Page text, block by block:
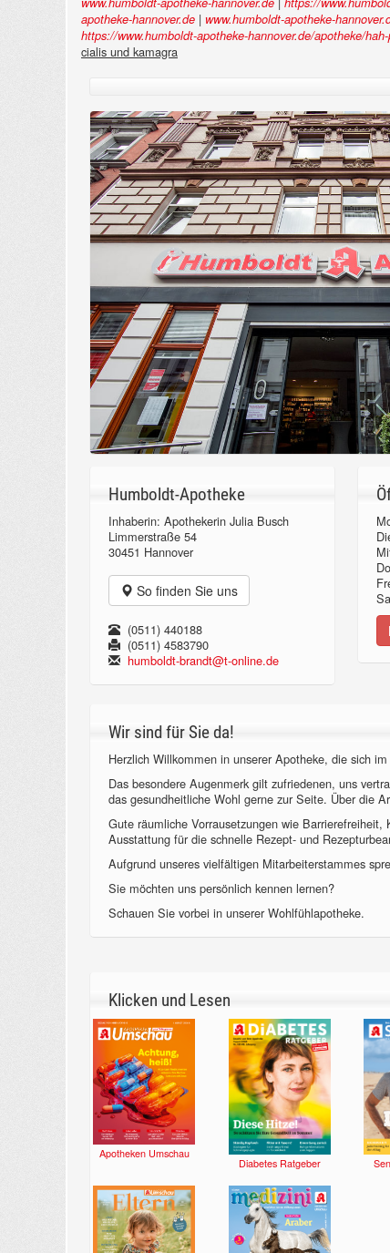
apotheke-hannover.de | www.humboldt-apotheke-
https://www.humboldt-apotheke-hannover.de/apotheke/
cialis und kamagra
Humboldt-Apotheke
Inhaberin: Apothekerin Julia Busch
Limmerstraße 54
30451 Hannover
So finden Sie uns
(0511) 440188
(0511) 4583790
humboldt-brandt@t-online.de
Wir sind für Sie da!
Herzlich Willkommen in unserer Apotheke, die sich
Das besondere Augenmerk gilt zufriedenen, uns
das gesundheitliche Wohl gerne zur Seite. Über die
Gute räumliche Vorrausetzungen wie
Ausstattung für die schnelle Rezept- und
Aufgrund unseres vielfältigen Mitarbeiterstammes
Sie möchten uns persönlich kennen lernen?
Schauen Sie vorbei in unserer Wohlfühlapotheke.
Klicken und Lesen
Apotheken Umschau
Diabetes Ratgeber